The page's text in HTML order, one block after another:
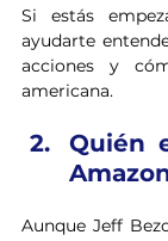
Si estás
ayudarte
acciones y
americana.
Quién
Aunque Jeff